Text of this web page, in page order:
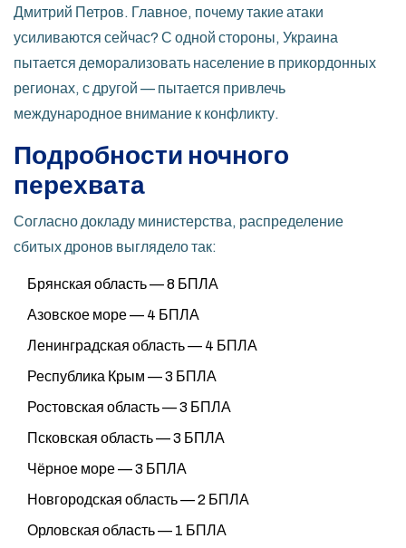
Дмитрий Петров. Главное, почему такие атаки
усиливаются сейчас? С одной стороны, Украина
пытается деморализовать население в прикордонных
регионах, с другой — пытается привлечь
международное внимание к конфликту.
Подробности ночного
перехвата
Согласно докладу министерства, распределение
сбитых дронов выглядело так:
Брянская область — 8 БПЛА
Азовское море — 4 БПЛА
Ленинградская область — 4 БПЛА
Республика Крым — 3 БПЛА
Ростовская область — 3 БПЛА
Псковская область — 3 БПЛА
Чёрное море — 3 БПЛА
Новгородская область — 2 БПЛА
Орловская область — 1 БПЛА